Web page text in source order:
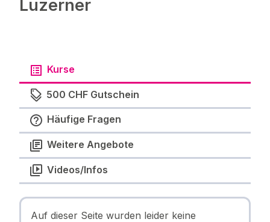
Luzerner
Kurse
500 CHF Gutschein
Häufige Fragen
Weitere Angebote
Videos/Infos
Auf dieser Seite wurden leider keine